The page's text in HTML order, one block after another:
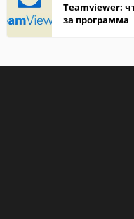
Teamviewer:
за программа